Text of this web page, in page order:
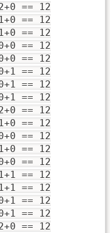
== 12
== 12
== 12
== 12
== 12
== 12
== 12
== 12
== 12
== 12
== 12
== 12
== 12
== 12
== 12
== 12
== 12
== 12